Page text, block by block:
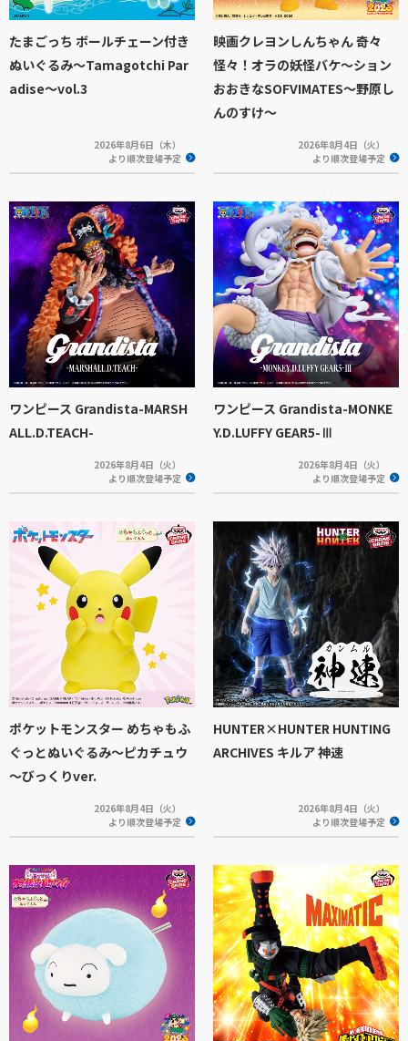
たまごっち ボールチェーン付き
ぬいぐるみ～Tamagotchi Par
adise～vol.3
2026年8月6日（木）
より順次登場予定
映画クレヨンしんちゃん 奇々
怪々！オラの妖怪バケ～ション
おおきなSOFVIMATES～野原し
んのすけ～
2026年8月4日（火）
より順次登場予定
ワンピース Grandista-MARSH
ALL.D.TEACH-
2026年8月4日（火）
より順次登場予定
ワンピース Grandista-MONKE
Y.D.LUFFY GEAR5-Ⅲ
2026年8月4日（火）
より順次登場予定
ポケットモンスター めちゃもふ
ぐっとぬいぐるみ～ピカチュウ
～びっくりver.
2026年8月4日（火）
より順次登場予定
HUNTER×HUNTER HUNTING
ARCHIVES キルア 神速
2026年8月4日（火）
より順次登場予定